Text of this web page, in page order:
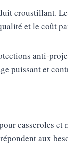
croustillant.
et le coût
anti-
puissant et
casseroles
aux